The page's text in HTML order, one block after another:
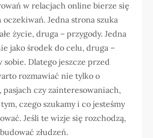
w relacjach online bierze się
Jedna strona szuka
życie, druga – przygody. Jedna
jako środek do celu, druga –
sobie. Dlatego jeszcze przed
rozmawiać nie tylko o
czy zainteresowaniach,
czego szukamy i co jesteśmy
Jeśli te wizje się rozchodzą,
złudzeń.